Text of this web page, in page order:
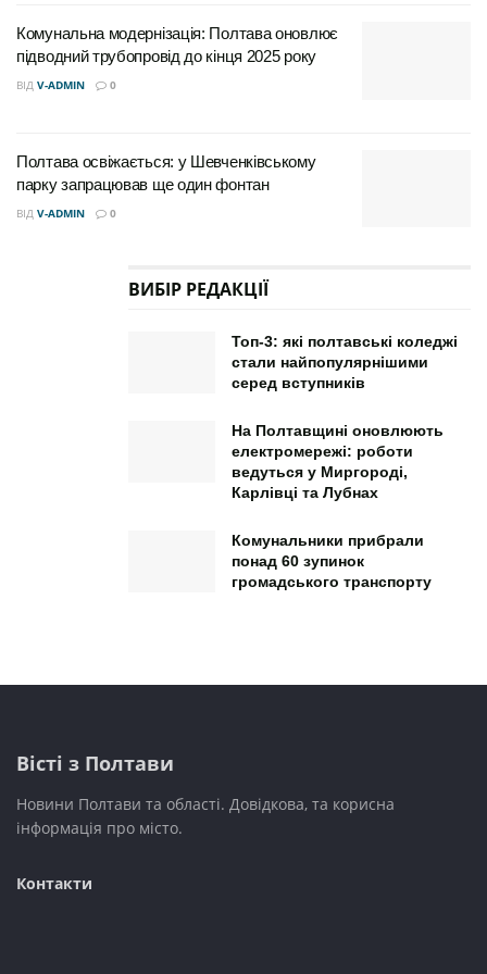
Комунальна модернізація: Полтава оновлює
підводний трубопровід до кінця 2025 року
ВІД V-ADMIN 0
Полтава освіжається: у Шевченківському
парку запрацював ще один фонтан
ВІД V-ADMIN 0
ВИБІР РЕДАКЦІЇ
Топ-3: які полтавські коледжі
стали найпопулярнішими
серед вступників
На Полтавщині оновлюють
електромережі: роботи
ведуться у Миргороді,
Карлівці та Лубнах
Комунальники прибрали
понад 60 зупинок
громадського транспорту
Вісті з Полтави
Новини Полтави та області. Довідкова, та корисна
інформація про місто.
Контакти